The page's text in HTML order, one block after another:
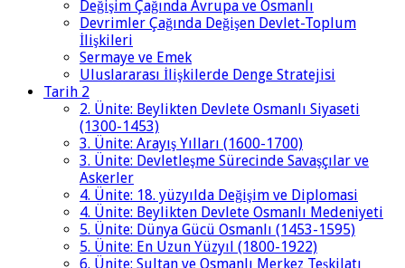
Değişim Çağında Avrupa ve Osmanlı
Devrimler Çağında Değişen Devlet-Toplum
İlişkileri
Sermaye ve Emek
Uluslararası İlişkilerde Denge Stratejisi
Tarih 2
2. Ünite: Beylikten Devlete Osmanlı Siyaseti
(1300-1453)
3. Ünite: Arayış Yılları (1600-1700)
3. Ünite: Devletleşme Sürecinde Savaşçılar ve
Askerler
4. Ünite: 18. yüzyılda Değişim ve Diplomasi
4. Ünite: Beylikten Devlete Osmanlı Medeniyeti
5. Ünite: Dünya Gücü Osmanlı (1453-1595)
5. Ünite: En Uzun Yüzyıl (1800-1922)
6. Ünite: Sultan ve Osmanlı Merkez Teşkilatı